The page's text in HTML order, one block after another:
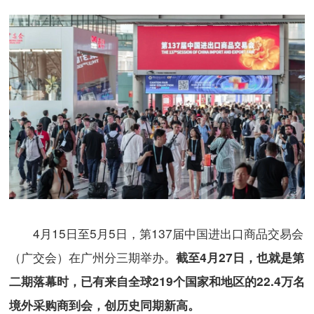
4月15日至5月5日，第137届中国进出口商品交易会
（广交会）在广州分三期举办。 截至4月27日，也就是第
二期落幕时，已有来自全球219个国家和地区的22.4万名
境外采购商到会，创历史同期新高。